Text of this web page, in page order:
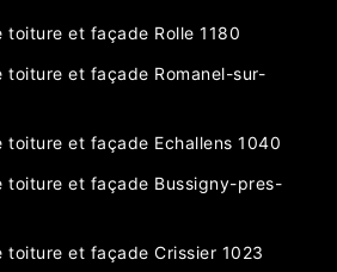
toiture et façade Rolle 1180
toiture et façade Romanel-sur-
toiture et façade Echallens 1040
toiture et façade Bussigny-pres-
toiture et façade Crissier 1023